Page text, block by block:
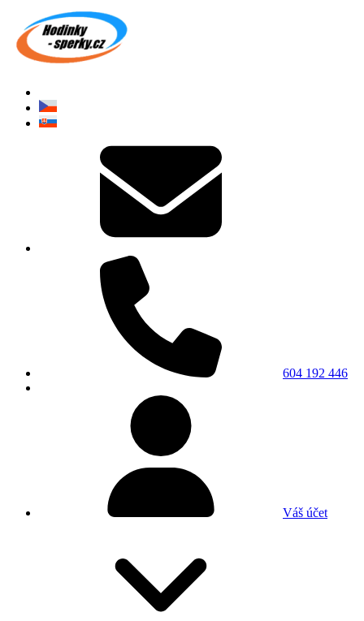
604 192 446
Váš účet